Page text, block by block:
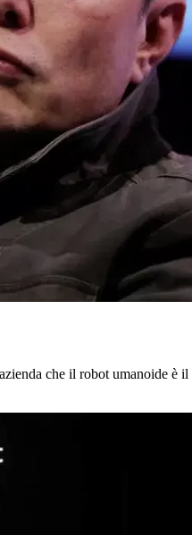
che il robot umanoide è il